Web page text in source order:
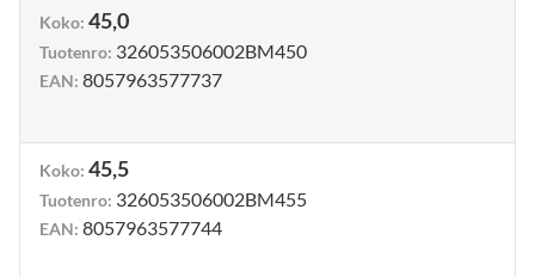
Koko: 45,0
Tuotenro: 326053506002BM450
EAN: 8057963577737
Koko: 45,5
Tuotenro: 326053506002BM455
EAN: 8057963577744